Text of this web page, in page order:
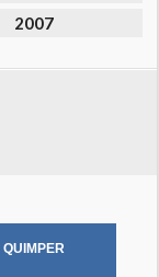
2007